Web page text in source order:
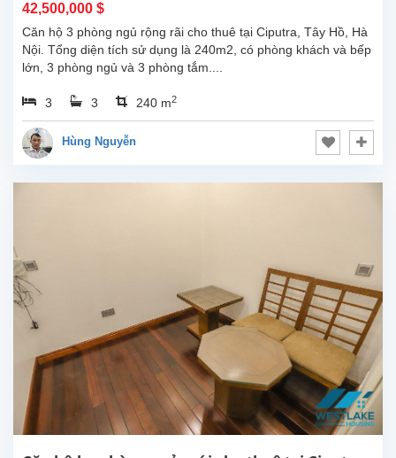
42,500,000 $
Căn hộ 3 phòng ngủ rộng rãi cho thuê tại Ciputra, Tây Hồ, Hà
Nội. Tổng diện tích sử dụng là 240m2, có phòng khách và bếp
lớn, 3 phòng ngủ và 3 phòng tắm....
3 3 240 m2
Hùng Nguyễn